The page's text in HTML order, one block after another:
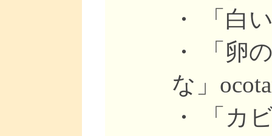
・ 「白
・ 「卵
な」
・ 「カ